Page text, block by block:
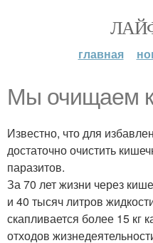
главная
Мы очищаем
Известно, что для
достаточно очистить
паразитов.
За 70 лет жизни через
и 40 тысяч литров
скапливается более 15 кг
отходов